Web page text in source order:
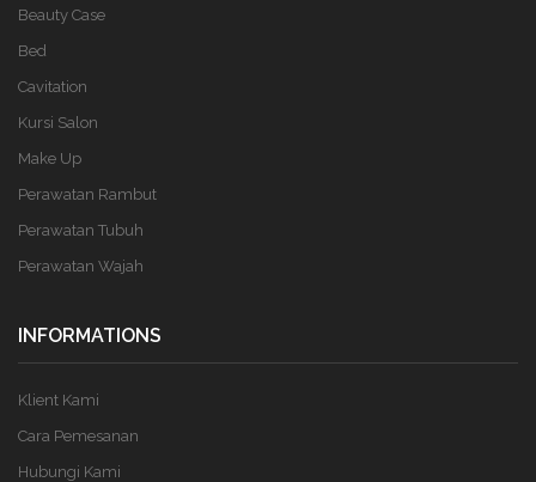
Beauty Case
Bed
Cavitation
Kursi Salon
Make Up
Perawatan Rambut
Perawatan Tubuh
Perawatan Wajah
INFORMATIONS
Klient Kami
Cara Pemesanan
Hubungi Kami